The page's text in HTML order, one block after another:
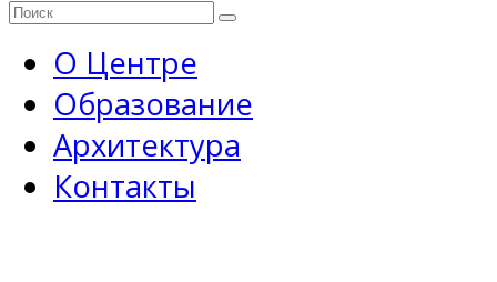
О Центре
Образование
Архитектура
Контакты